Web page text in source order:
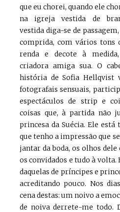
que eu chorei, quando ele
na igreja vestida de
vestida diga-se de
comprida, com vários tons
renda e decote à
criadora amiga sua. O
história de Sofia Hellqvist
fotografais sensuais,
espectáculos de strip e
coisas que, à partida não
princesa da Suécia. Ele
que tenho a impressão que
jantar da boda, os olhos
os convidados e tudo à
daquelas de príncipes e
acreditando pouco. Nos
cena destas: um noivo a
de noiva derrete-me todo.